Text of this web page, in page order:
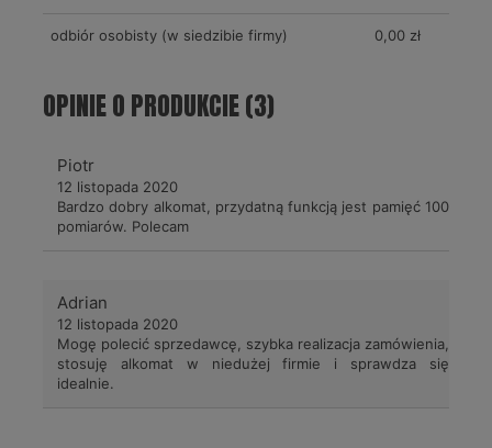
odbiór osobisty(w siedzibie firmy) 0,00 zł
OPINIE O PRODUKCIE (3)
Piotr
12 listopada 2020
Bardzo dobry alkomat, przydatną funkcją jest pamięć 100
pomiarów. Polecam
Adrian
12 listopada 2020
Mogę polecić sprzedawcę, szybka realizacja zamówienia,
stosuję alkomat w niedużej firmie i sprawdza się
idealnie.